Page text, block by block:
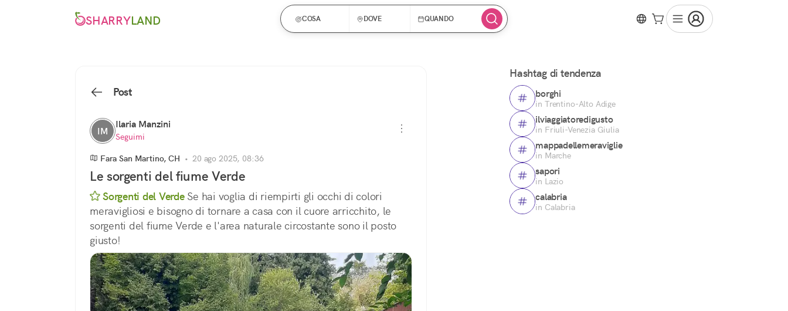
SHARRYLAND COSA DOVE QUANDO
Post
IM
Ilaria Manzini
Seguimi
Fara San Martino, CH •20 ago 2025, 08:36
Le sorgenti del fiume Verde
Sorgenti del Verde Se hai voglia di riempirti gli occhi di colori
meravigliosi e bisogno di tornare a casa con il cuore arricchito, le
sorgenti del fiume Verde e l'area naturale circostante sono il posto
giusto!
Hashtag di tendenza
borghi
in Trentino-Alto Adige
ilviaggiatoredigusto
in Friuli-Venezia Giulia
mappadellemeraviglie
in Marche
sapori
in Lazio
calabria
in Calabria